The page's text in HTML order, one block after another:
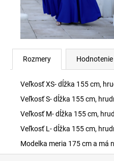
Rozmery Hodnotenie
Veľkosť XS- dĺžka 155 cm,
Veľkosť S- dĺžka 155 cm,
Veľkosť M- dĺžka 155 cm,
Veľkosť L- dĺžka 155 cm,
Modelka meria 175 cm a má